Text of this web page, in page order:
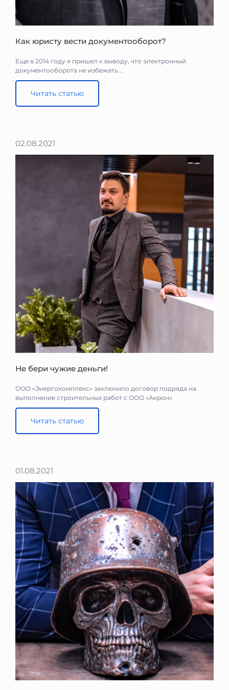
Как юристу вести документооборот?
Еще в 2014 году я пришел к выводу, что электронный
документооборота не избежать...
Читать статью
02.08.2021
Не бери чужие деньги!
ООО «Энергокомплекс» заключило договор подряда на
выполнение строительных работ с ООО «Акрон».
Читать статью
01.08.2021